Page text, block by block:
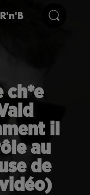
ch*e
il
au
de